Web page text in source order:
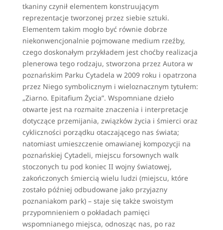
tkaniny czynił elementem konstruującym
reprezentacje tworzonej przez siebie sztuki.
Elementem takim mogło być równie dobrze
niekonwencjonalnie pojmowane medium rzeźby,
czego doskonałym przykładem jest choćby realizacja
plenerowa tego rodzaju, stworzona przez Autora w
poznańskim Parku Cytadela w 2009 roku i opatrzona
przez Niego symbolicznym i wieloznacznym tytułem:
„Ziarno. Epitafium Życia”. Wspomniane dzieło
otwarte jest na rozmaite znaczenia i interpretacje
dotyczące przemijania, związków życia i śmierci oraz
cykliczności porządku otaczającego nas świata;
natomiast umieszczenie omawianej kompozycji na
poznańskiej Cytadeli, miejscu forsownych walk
stoczonych tu pod koniec II wojny światowej,
zakończonych śmiercią wielu ludzi (miejscu, które
zostało później odbudowane jako przyjazny
poznaniakom park) – staje się także swoistym
przypomnieniem o pokładach pamięci
wspomnianego miejsca, odnosząc nas, po raz